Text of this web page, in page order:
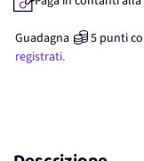
Guadagna 5 punti
registrati.